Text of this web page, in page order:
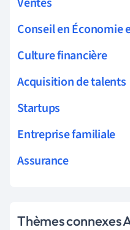
Conseil en Économie
Culture financière
Acquisition de talents
Startups
Entreprise familiale
Assurance
Thèmes connexes